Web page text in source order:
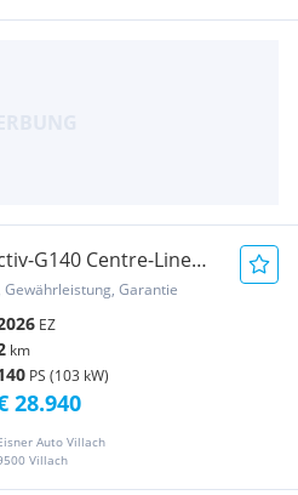
G140 Centre-Line
Garantie
EZ
km
PS (103 kW)
Auto Villach
Villach
28.940